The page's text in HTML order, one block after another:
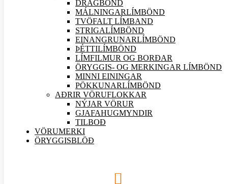
DRAGBÖND
MÁLNINGARLÍMBÖND
TVÖFALT LÍMBAND
STRIGALÍMBÖND
EINANGRUNARLÍMBÖND
ÞÉTTILÍMBÖND
LÍMFILMUR OG BORÐAR
ÖRYGGIS- OG MERKINGAR LÍMBÖND
MINNI EININGAR
PÖKKUNARLÍMBÖND
AÐRIR VÖRUFLOKKAR
NÝJAR VÖRUR
GJAFAHUGMYNDIR
TILBOÐ
VÖRUMERKI
ÖRYGGISBLÖÐ
